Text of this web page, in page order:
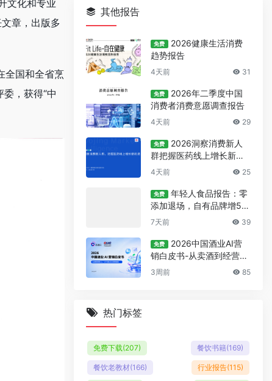
文化和专业
章，出版多
全国和全省烹
，获得“中
其他报告
免费
2026健康生活消费
趋势报告
4天前 31
免费
2026年二季度中国
消费者消费意愿调查报告
4天前 29
免费
2026洞察消费新人
群把握医药线上增长新机
遇报告
4天前 25
免费
年轻人食品报告：零
添加退场，自有品牌增5
7%
7天前 39
免费
2026中国酒业AI营
销白皮书-从卖酒到经营人
心
3周前 85
热门标签
免费下载(207) 餐饮书籍(169)
餐饮老教材(166) 行业报告(115)